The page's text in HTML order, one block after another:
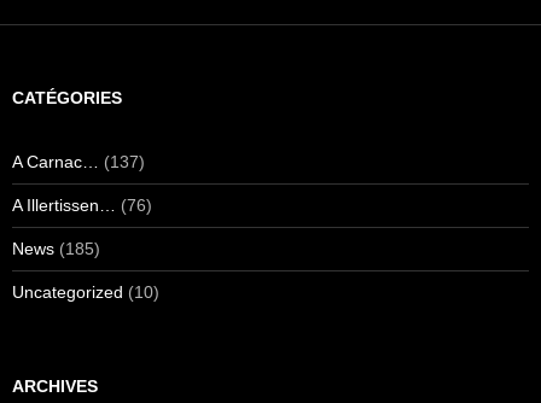
CATÉGORIES
A Carnac… (137)
A Illertissen… (76)
News (185)
Uncategorized (10)
ARCHIVES